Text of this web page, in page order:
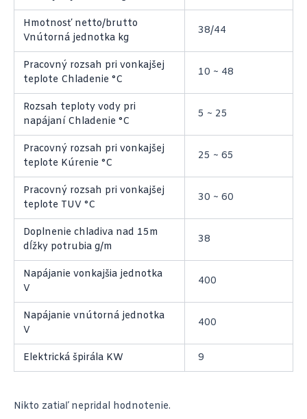
Hmotnosť netto/brutto
Vnútorná jednotka kg
38/44
Pracovný rozsah pri vonkajšej
teplote Chladenie °C
10 ~ 48
Rozsah teploty vody pri
napájaní Chladenie °C
5 ~ 25
Pracovný rozsah pri vonkajšej
teplote Kúrenie °C
25 ~ 65
Pracovný rozsah pri vonkajšej
teplote TUV °C
30 ~ 60
Doplnenie chladiva nad 15m
dĺžky potrubia g/m
38
Napájanie vonkajšia jednotka
V
400
Napájanie vnútorná jednotka
V
400
Elektrická špirála KW 9
Nikto zatiaľ nepridal hodnotenie.